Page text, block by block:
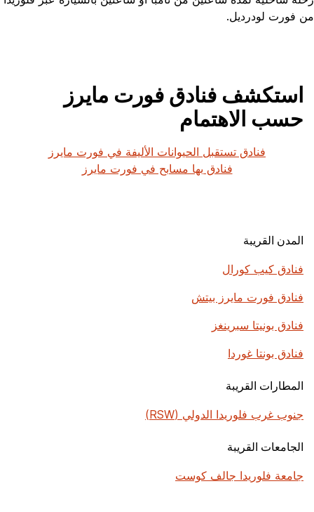
من فورت لودرديل.
استكشف فنادق فورت مايرز
حسب الاهتمام
فنادق تستقبل الحيوانات الأليفة في فورت مايرز
فنادق بها مسابح في فورت مايرز
المدن القريبة
فنادق كيب كورال
فنادق فورت مايرز بيتش
فنادق بونيتا سبرينغز
فنادق بونتا غوردا
المطارات القريبة
جنوب غرب فلوريدا الدولي (RSW)
الجامعات القريبة
جامعة فلوريدا جالف كوست